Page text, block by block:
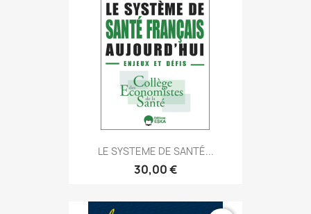
LE SYSTEME DE SANTÉ...
30,00 €